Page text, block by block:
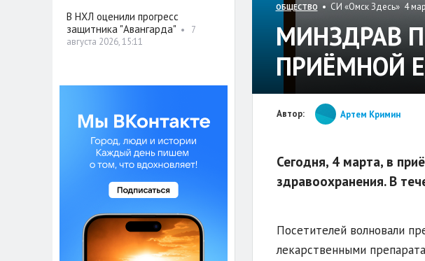
ОБЩЕСТВО • СИ «Омск Здесь» 4
МИНЗДРАВ
ПРИЁМНОЙ
Автор: Артем Кримин
Сегодня, 4 марта, в
здравоохранения. В
Посетителей волновали
лекарственными
В НХЛ оценили прогресс
защитника "Авангарда" •
7
августа 2026, 15:11